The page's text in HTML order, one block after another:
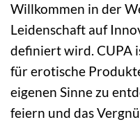
Willkommen in der
Leidenschaft auf
definiert wird. CUPA
für erotische
eigenen Sinne zu
feiern und das